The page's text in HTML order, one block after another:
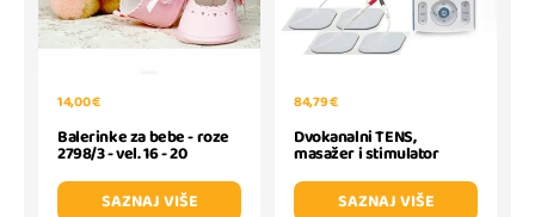
14,00 €
Balerinke za bebe - roze
2798/3 - vel. 16 - 20
SAZNAJ VIŠE
84,79 €
Dvokanalni TENS,
masažer i stimulator
SAZNAJ VIŠE